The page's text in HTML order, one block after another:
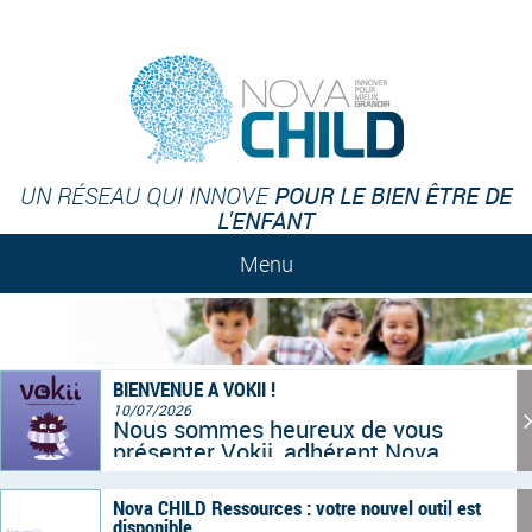
UN RÉSEAU QUI INNOVEPOUR LE BIEN ÊTRE DE
L'ENFANT
Menu
BIENVENUE A VOKII !
10/07/2026
Nous sommes heureux de vous
présenter Vokii, adhérent Nova
CHILD depuis quelques semaines
maintenant. Marc Bertel, Ingénieur IA
& Backend de Vokii, s’est prêté à
Nova CHILD Ressources : votre nouvel outil est